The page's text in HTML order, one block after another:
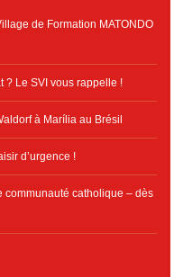
de Formation MATONDO
? Le SVI vous rappelle !
à Marília au Brésil
d’urgence !
communauté catholique – dès